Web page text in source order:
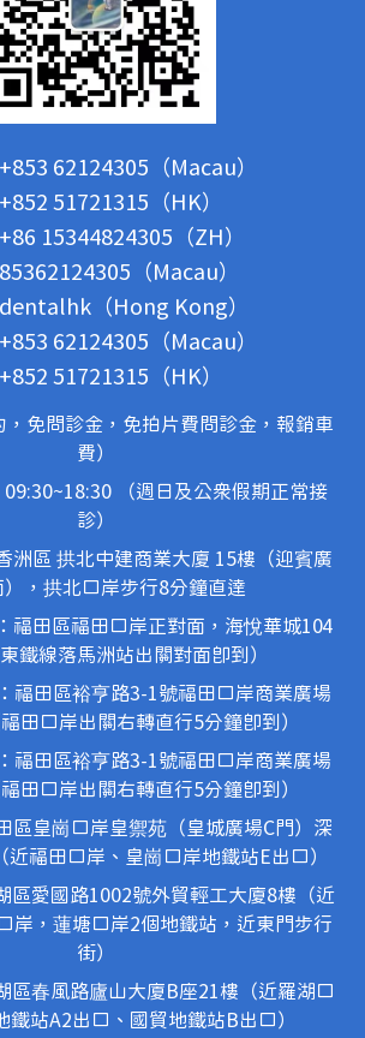
+853 62124305（Macau）
+852 51721315（HK）
+86 15344824305（ZH）
85362124305（Macau）
dentalhk（Hong Kong）
+853 62124305（Macau）
+852 51721315（HK）
免問診金，免拍片費問診金，報銷車
費）
（週日及公眾假期正常接
診）
洲區 拱北中建商業大廈 15樓（迎賓廣
），拱北口岸步行8分鐘直達
福田區福田口岸正對面，海悅華城104
鐵線落馬洲站出關對面即到）
福田區裕亨路3-1號福田口岸商業廣場
田口岸出關右轉直行5分鐘即到）
福田區裕亨路3-1號福田口岸商業廣場
田口岸出關右轉直行5分鐘即到）
區皇崗口岸皇禦苑（皇城廣場C門）深
福田口岸、皇崗口岸地鐵站E出口）
區愛國路1002號外貿輕工大廈8樓（近
岸，蓮塘口岸2個地鐵站，近東門步行
街）
區春風路廬山大廈B座21樓（近羅湖口
鐵站A2出口、國貿地鐵站B出口）